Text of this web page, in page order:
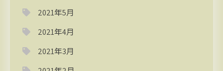
2021年5月
2021年4月
2021年3月